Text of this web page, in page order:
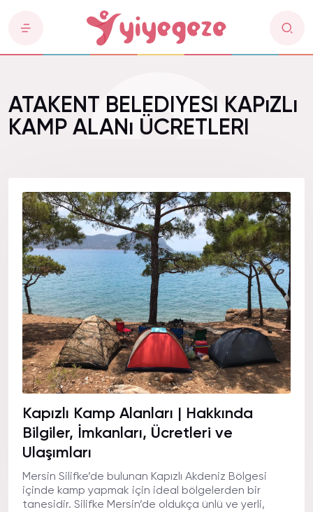
ATAKENT BELEDIYESI KAPıZLı
KAMP ALANı ÜCRETLERI
Kapızlı Kamp Alanları | Hakkında
Bilgiler, İmkanları, Ücretleri ve
Ulaşımları
Mersin Silifke’de bulunan Kapızlı Akdeniz Bölgesi
içinde kamp yapmak için ideal bölgelerden bir
tanesidir. Silifke Mersin’de oldukça ünlü ve yerli,